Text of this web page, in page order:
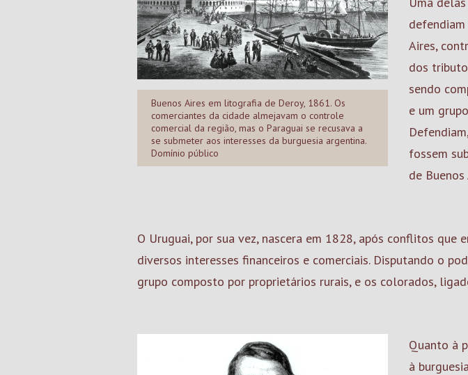
Buenos Aires em litografia de Deroy, 1861. Os
comerciantes da cidade almejavam o controle
comercial da região, mas o Paraguai se recusava a
se submeter aos interesses da burguesia argentina.
Domínio público
Aires,
dos
sendo
e um
fossem
de Buenos
O Uruguai, por sua vez, nascera em 1828, após conflitos
diversos interesses financeiros e comerciais. Disputando o
grupo composto por proprietários rurais, e os colorados,
Quanto à
à